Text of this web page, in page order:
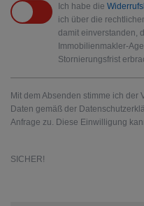
Ich habe die
ich über die
damit einverstanden,
Immobilienmakler-
Stornierungsfrist
Mit dem Absenden stimme ich
Daten gemäß der
Anfrage zu. Diese Einwilligung
SICHER!